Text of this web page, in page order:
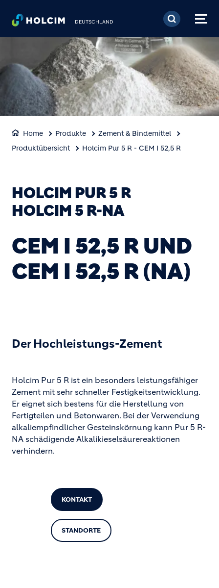
Direkt zum Inhalt
DEUTSCHLAND
Home Produkte
Zement & Bindemittel
Produktübersicht
Holcim Pur 5 R - CEM I 52,5 R
HOLCIM PUR 5 R
HOLCIM 5 R-NA
CEM I 52,5 R UND
CEM I 52,5 R (NA)
Der Hochleistungs-Zement
Holcim Pur 5 R ist ein besonders leistungsfähiger
Zement mit sehr schneller Festigkeitsentwicklung.
Er eignet sich bestens für die Herstellung von
Fertigteilen und Betonwaren. Bei der Verwendung
alkaliempfindlicher Gesteinskörnung kann Pur 5 R-
NA schädigende Alkalikieselsäurereaktionen
verhindern.
KONTAKT
STANDORTE